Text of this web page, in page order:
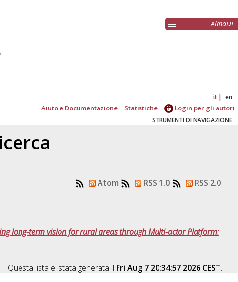
AlmaDL
it en
Aiuto e Documentazione Statistiche Login per gli autori
STRUMENTI DI NAVIGAZIONE
Atom RSS 1.0 RSS 2.0
long-term vision for rural areas through Multi-actor Platform:
Questa lista e' stata generata il Fri Aug 7 20:34:57 2026 CEST.